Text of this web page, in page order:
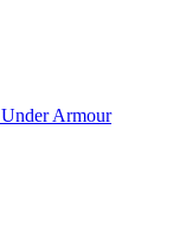
Under Armour